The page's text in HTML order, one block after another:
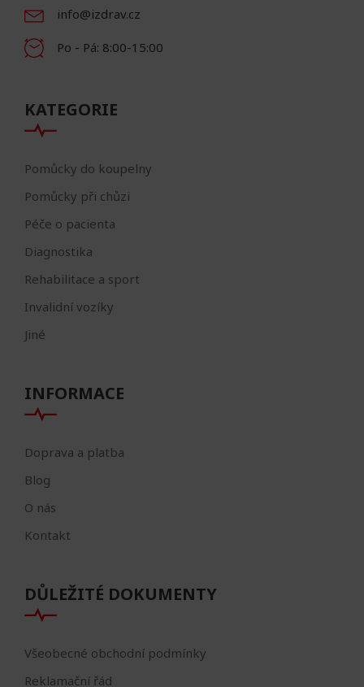
info@izdrav.cz
Po - Pá: 8:00-15:00
KATEGORIE
Pomůcky do koupelny
Pomůcky při chůzi
Péče o pacienta
Diagnostika
Rehabilitace a sport
Invalidní vozíky
Jiné
INFORMACE
Doprava a platba
Blog
O nás
Kontakt
DŮLEŽITÉ DOKUMENTY
Všeobecné obchodní podmínky
Reklamační řád